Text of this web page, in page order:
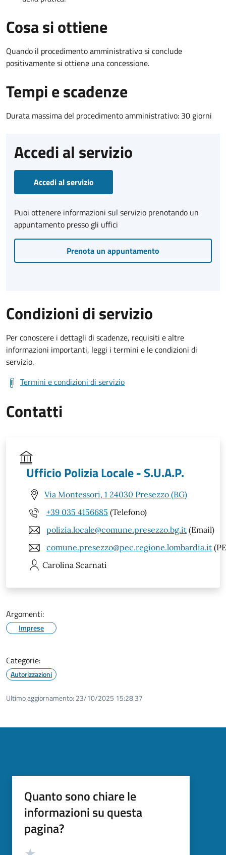
Cosa si ottiene
Quando il procedimento amministrativo si conclude
positivamente si ottiene una concessione.
Tempi e scadenze
Durata massima del procedimento amministrativo: 30 giorni
Accedi al servizio
Accedi al servizio
Puoi ottenere informazioni sul servizio prenotando un
appuntamento presso gli uffici
Prenota un appuntamento
Condizioni di servizio
Per conoscere i dettagli di scadenze, requisiti e altre
informazioni importanti, leggi i termini e le condizioni di
servizio.
Termini e condizioni di servizio
Contatti
Ufficio Polizia Locale - S.U.A.P.
Via Montessori, 1 24030 Presezzo (BG)
+39 035 4156685 (Telefono)
polizia.locale@comune.presezzo.bg.it (Email)
comune.presezzo@pec.regione.lombardia.it
Carolina Scarnati
Argomenti:
Imprese
Categorie:
Autorizzazioni
Ultimo aggiornamento: 23/10/2025 15:28.37
Quanto sono chiare le
informazioni su questa
pagina?
Valutazione